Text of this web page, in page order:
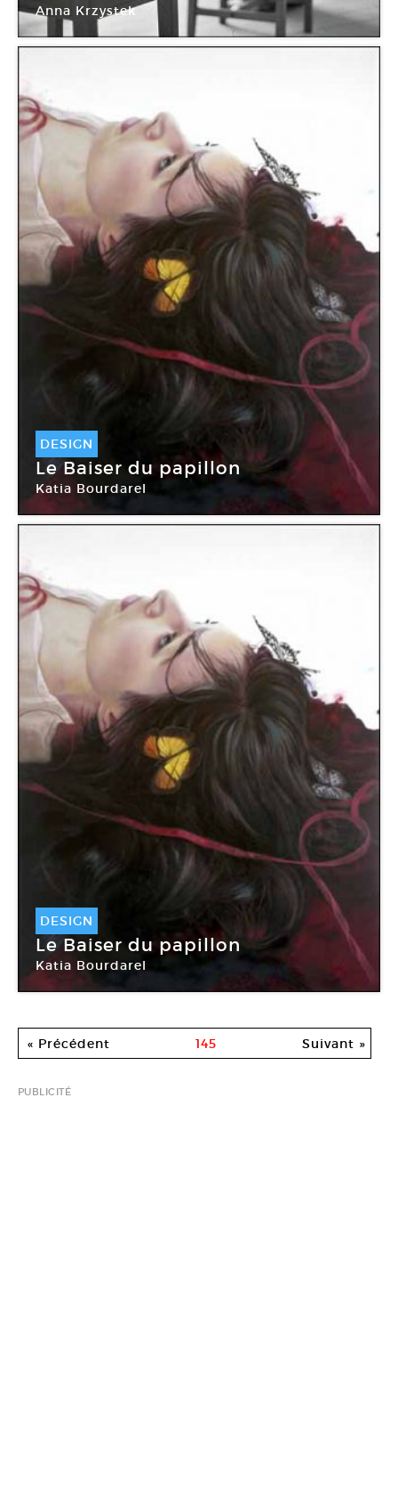
Anna Krzystek
MC93 Bobigny
DESIGN
Le Baiser du papillon
Katia Bourdarel
DESIGN
Le Baiser du papillon
Katia Bourdarel
« Précédent 145 Suivant »
PUBLICITÉ